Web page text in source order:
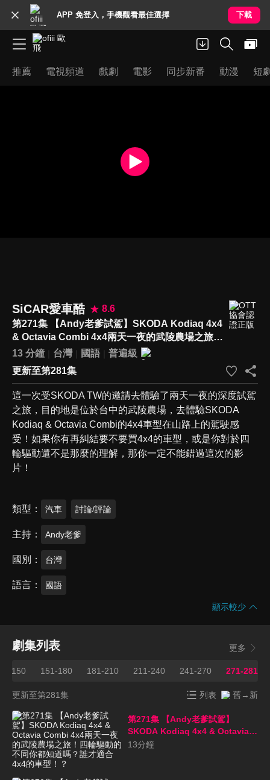
APP 免登入，手機觀看最佳選擇 下載
推薦 電視頻道 戲劇 電影 同步新番 動漫 短
SiCAR愛車酷
8.6
第271集 【Andy老爹試駕】SKODA Kodiaq 4x4
& Octavia Combi 4x4兩天一夜的武陵農場之旅！
四輪驅動的不同你都知道嗎？誰才適合4x4的車
型！？
13 分鐘 台灣 國語
普遍級
更新至第281集
這一次受SKODA TW的邀請去體驗了兩天一夜的深度試駕
之旅，目的地是位於台中的武陵農場，去體驗SKODA
Kodiaq & Octavia Combi的4x4車型在山路上的駕駛感
受！如果你有再糾結要不要買4x4的車型，或是你對於四
輪驅動還不是那麼的理解，那你一定不能錯過這次的影
片！
類型 汽車 討論/評論
主持 Andy老爹
國別 台灣
語言 國語
顯示較少
劇集列表 更多
150 151-180 181-210 211-240 241-270 271-281
更新至第281集 列表 舊→新
第271集 【Andy老爹試駕】
SKODA Kodiaq 4x4 & Octavia
Combi 4x4兩天一夜的武陵農場之
13分鐘